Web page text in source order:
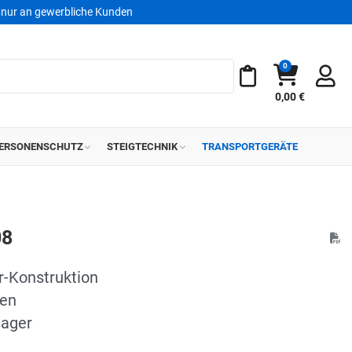
an gewerbliche Kunden
Meine Merkliste
Warenkorb
0
0,00 €
STEIGTECHNIK TRANSPORTGERÄTE
Konstruktion